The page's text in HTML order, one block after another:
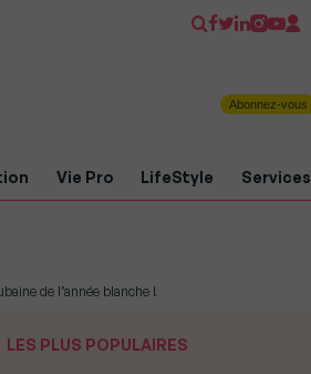
Abonnez-vous
Vie Pro LifeStyle Services
de l’année blanche !
LES PLUS POPULAIRES